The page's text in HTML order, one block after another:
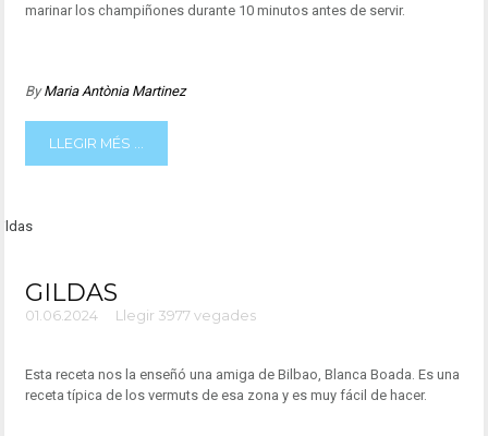
marinar los champiñones durante 10 minutos antes de servir.
ByMaria Antònia Martinez
LLEGIR MÉS ...
GILDAS
01.06.2024 Llegir 3977 vegades
Esta receta nos la enseñó una amiga de Bilbao, Blanca Boada. Es una
receta típica de los vermuts de esa zona y es muy fácil de hacer.